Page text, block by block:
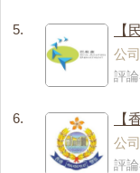
5.
【
公
評
6.
【
公
評